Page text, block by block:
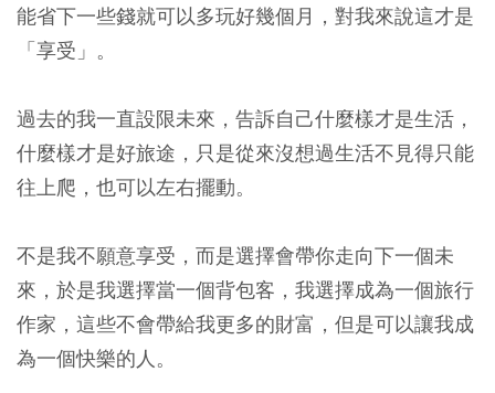
能省下一些錢就可以多玩好幾個月，對我來說這才是
「享受」。
過去的我一直設限未來，告訴自己什麼樣才是生活，
什麼樣才是好旅途，只是從來沒想過生活不見得只能
往上爬，也可以左右擺動。
不是我不願意享受，而是選擇會帶你走向下一個未
來，於是我選擇當一個背包客，我選擇成為一個旅行
作家，這些不會帶給我更多的財富，但是可以讓我成
為一個快樂的人。